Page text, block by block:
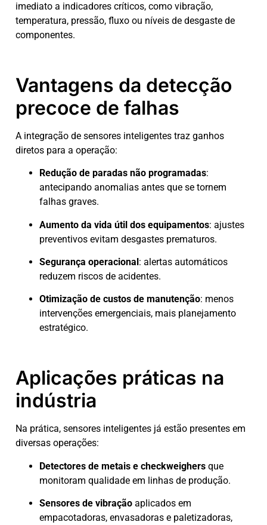
imediato a indicadores críticos, como vibração,
temperatura, pressão, fluxo ou níveis de desgaste de
componentes.
Vantagens da detecção
precoce de falhas
A integração de sensores inteligentes traz ganhos
diretos para a operação:
Redução de paradas não programadas:
antecipando anomalias antes que se tornem
falhas graves.
Aumento da vida útil dos equipamentos: ajustes
preventivos evitam desgastes prematuros.
Segurança operacional: alertas automáticos
reduzem riscos de acidentes.
Otimização de custos de manutenção: menos
intervenções emergenciais, mais planejamento
estratégico.
Aplicações práticas na
indústria
Na prática, sensores inteligentes já estão presentes em
diversas operações:
Detectores de metais e checkweighers que
monitoram qualidade em linhas de produção.
Sensores de vibração aplicados em
empacotadoras, envasadoras e paletizadoras,